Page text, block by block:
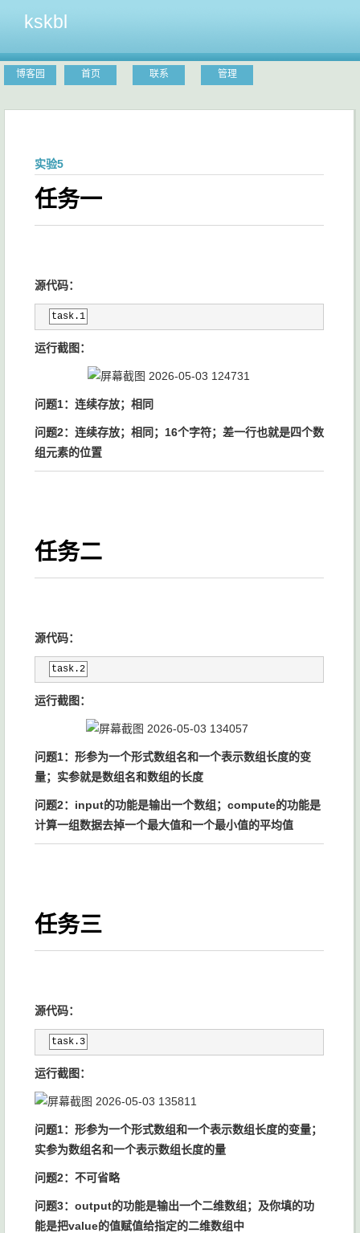
kskbl
博客园 首页 联系 管理
实验5
任务一
源代码：
task.1
运行截图：
问题1：连续存放；相同
问题2：连续存放；相同；16个字符；差一行也就是四个数
组元素的位置
任务二
源代码：
task.2
运行截图：
问题1：形参为一个形式数组名和一个表示数组长度的变
量；实参就是数组名和数组的长度
问题2：input的功能是输出一个数组；compute的功能是
计算一组数据去掉一个最大值和一个最小值的平均值
任务三
源代码：
task.3
运行截图：
问题1：形参为一个形式数组和一个表示数组长度的变量；
实参为数组名和一个表示数组长度的量
问题2：不可省略
问题3：output的功能是输出一个二维数组；及你填的功
能是把value的值赋值给指定的二维数组中